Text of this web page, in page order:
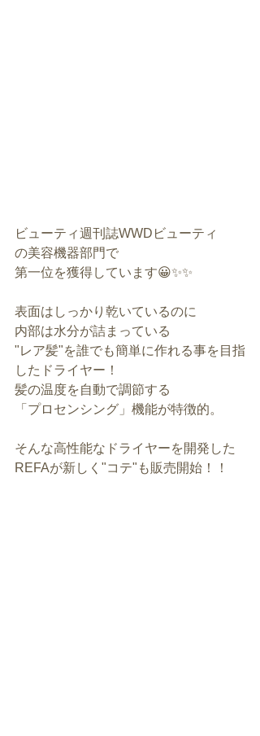
ビューティ週刊誌WWDビューティ
の美容機器部門で
第一位を獲得しています😀✨✨
表面はしっかり乾いているのに
内部は水分が詰まっている
"レア髪"を誰でも簡単に作れる事を目指
したドライヤー！
髪の温度を自動で調節する
「プロセンシング」機能が特徴的。
そんな高性能なドライヤーを開発した
REFAが新しく"コテ"も販売開始！！